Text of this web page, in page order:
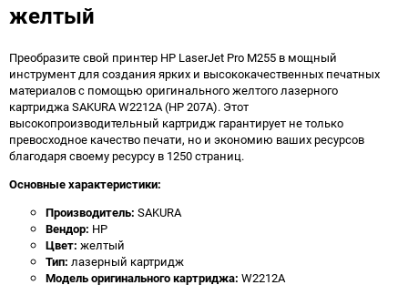
желтый
Преобразите свой принтер HP LaserJet Pro M255 в мощный
инструмент для создания ярких и высококачественных печатных
материалов с помощью оригинального желтого лазерного
картриджа SAKURA W2212A (HP 207A). Этот
высокопроизводительный картридж гарантирует не только
превосходное качество печати, но и экономию ваших ресурсов
благодаря своему ресурсу в 1250 страниц.
Основные характеристики:
Производитель: SAKURA
Вендор: HP
Цвет: желтый
Тип: лазерный картридж
Модель оригинального картриджа: W2212A